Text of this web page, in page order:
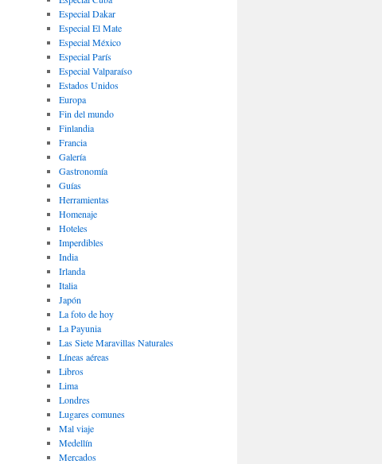
Especial Dakar
Especial El Mate
Especial México
Especial París
Especial Valparaíso
Estados Unidos
Europa
Fin del mundo
Finlandia
Francia
Galería
Gastronomí­a
Guías
Herramientas
Homenaje
Hoteles
Imperdibles
India
Irlanda
Italia
Japón
La foto de hoy
La Payunia
Las Siete Maravillas Naturales
Lí­neas aéreas
Libros
Lima
Londres
Lugares comunes
Mal viaje
Medellín
Mercados